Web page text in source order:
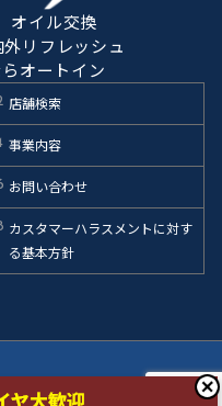
イル交換
リフレッシュ
オートイン
店舗検索
事業内容
お問い合わせ
カスタマーハラスメントに対す
る基本方針
Reserved.